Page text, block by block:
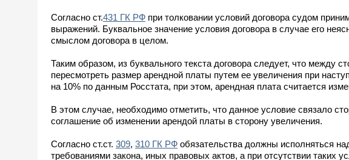
Согласно ст.431 ГК РФ при толковании условий договора судом
выражений. Буквальное значение условия договора в случае его
смыслом договора в целом.
Таким образом, из буквального текста договора следует, что между
пересмотреть размер арендной платы путем ее увеличения при
на 10% по данным Росстата, при этом, арендная плата считается
В этом случае, необходимо отметить, что данное условие связало
соглашение об изменении арендой платы в сторону увеличения.
Согласно ст.ст. 309, 310 ГК РФ обязательства должны исполняться
требованиями закона, иных правовых актов, а при отсутствии